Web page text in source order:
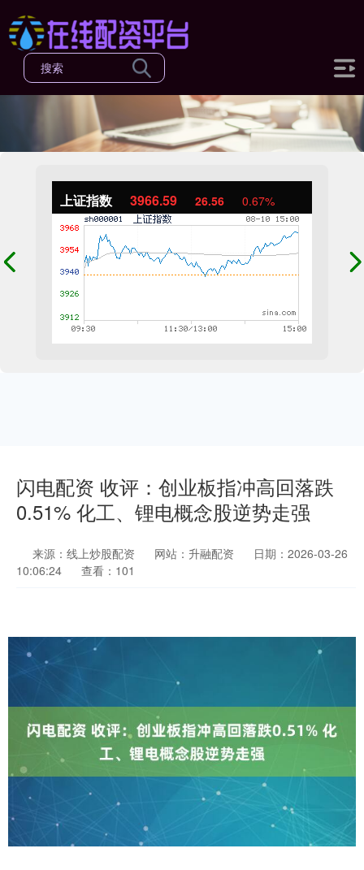
上证指数 3966.59 26.56 0.67%
闪电配资 收评：创业板指冲高回落跌
0.51% 化工、锂电概念股逆势走强
来源：线上炒股配资 网站：升融配资
日期：2026-03-26
10:06:24
查看：101